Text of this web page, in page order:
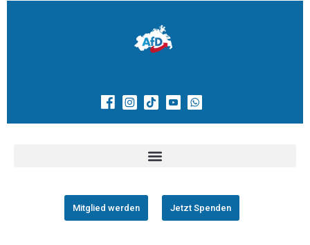
Mitglied werden Jetzt Spenden